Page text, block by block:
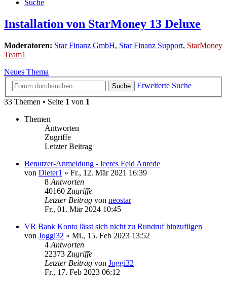
Suche
Installation von StarMoney 13 Deluxe
Moderatoren: Star Finanz GmbH, Star Finanz Support, StarMoney
Team1
Neues Thema
Suche
Erweiterte Suche
33 Themen • Seite 1 von 1
Themen
Antworten
Zugriffe
Letzter Beitrag
Benutzer-Anmeldung - leeres Feld Anrede
von Dieter1 » Fr., 12. Mär 2021 16:39
8 Antworten
40160 Zugriffe
Letzter Beitrag von neostar
Fr., 01. Mär 2024 10:45
VR Bank Konto lässt sich nicht zu Rundruf hinzufügen
von Joggi32 » Mi., 15. Feb 2023 13:52
4 Antworten
22373 Zugriffe
Letzter Beitrag von Joggi32
Fr., 17. Feb 2023 06:12